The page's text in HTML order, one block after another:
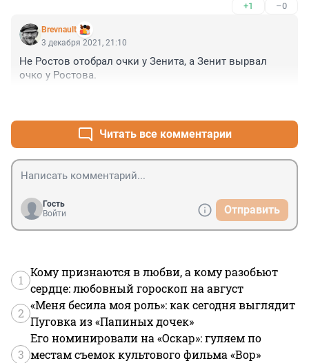
+1 –0
Brevnault
3 декабря 2021, 21:10
Не Ростов отобрал очки у Зенита, а Зенит вырвал
очко у Ростова.
Читать все комментарии
Гость
Войти
Отправить
1
Кому признаются в любви, а кому разобьют
сердце: любовный гороскоп на август
2
«Меня бесила моя роль»: как сегодня выглядит
Пуговка из «Папиных дочек»
3
Его номинировали на «Оскар»: гуляем по
местам съемок культового фильма «Вор»